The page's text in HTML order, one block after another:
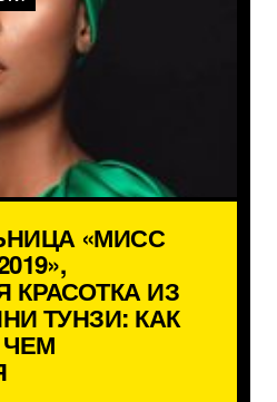
«МИСС
ИЗ
ТУНЗИ: КАК